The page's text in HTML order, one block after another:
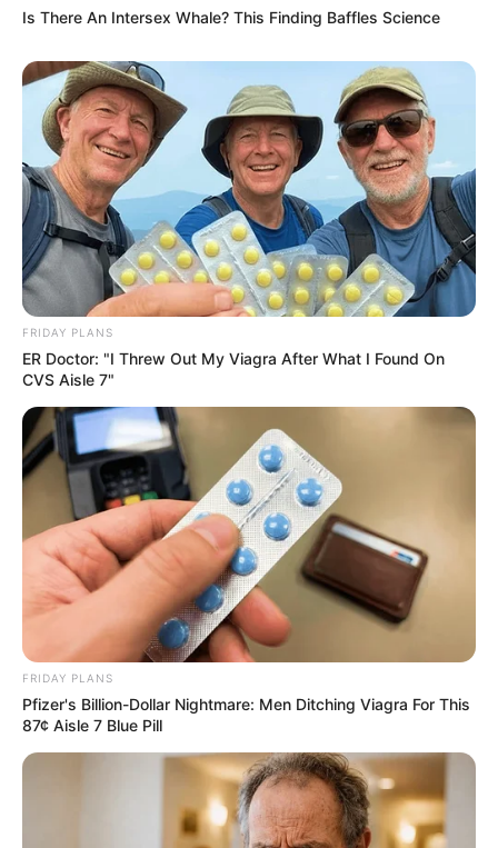
Is There An Intersex Whale? This Finding Baffles Science
FRIDAY PLANS
ER Doctor: "I Threw Out My Viagra After What I Found On
CVS Aisle 7"
FRIDAY PLANS
Pfizer's Billion-Dollar Nightmare: Men Ditching Viagra For This
87¢ Aisle 7 Blue Pill